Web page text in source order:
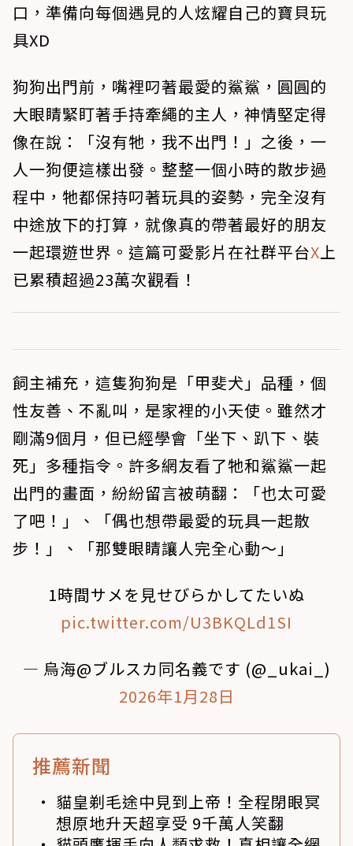
口，準備向每個遇見的人炫耀自己的寶貝玩
具XD
狗狗出門前，嘴裡叼著最愛的鯊鯊，圓圓的
大眼睛緊盯著手持牽繩的主人，神情堅定得
像在說：「沒有牠，我不出門！」之後，一
人一狗便這樣出發。整整一個小時的散步過
程中，牠都保持叼著玩具的姿勢，完全沒有
中途放下的打算，就像真的帶著最好的朋友
一起環遊世界。這篇可愛影片在社群平台X上
已累積超過23萬次觀看！
飼主補充，這隻狗狗是「甲斐犬」品種，個
性友善、不亂叫，是家裡的小天使。雖然才
剛滿9個月，但已經學會「坐下、趴下、裝
死」多種指令。許多網友看了牠和鯊鯊一起
出門的畫面，紛紛留言被萌翻：「也太可愛
了吧！」、「偶也想帶最愛的玩具一起散
步！」、「那雙眼睛讓人完全心動～」
1時間サメを見せびらかしてたいぬ
pic.twitter.com/U3BKQLd1SI
— 烏海@ブルスカ同名義です (@_ukai_)
2026年1月28日
推薦新聞
貓皇剃毛途中見到上帝！全程閉眼冥
想原地升天超享受 9千萬人笑翻